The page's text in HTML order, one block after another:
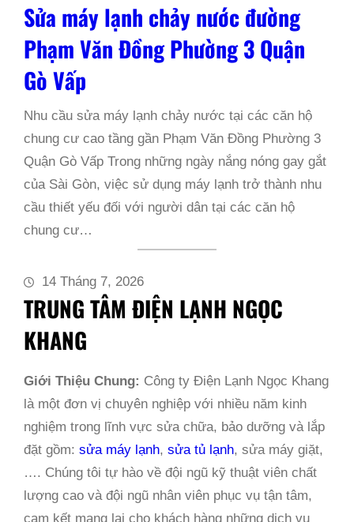
Sửa máy lạnh chảy nước đường
Phạm Văn Đồng Phường 3 Quận
Gò Vấp
Nhu cầu sửa máy lạnh chảy nước tại các căn hộ
chung cư cao tầng gần Phạm Văn Đồng Phường 3
Quận Gò Vấp Trong những ngày nắng nóng gay gắt
của Sài Gòn, việc sử dụng máy lạnh trở thành nhu
cầu thiết yếu đối với người dân tại các căn hộ
chung cư…
14 Tháng 7, 2026
TRUNG TÂM ĐIỆN LẠNH NGỌC
KHANG
Giới Thiệu Chung: Công ty Điện Lạnh Ngọc Khang
là một đơn vị chuyên nghiệp với nhiều năm kinh
nghiệm trong lĩnh vực sửa chữa, bảo dưỡng và lắp
đặt gồm: sửa máy lạnh, sửa tủ lạnh, sửa máy giặt,
…. Chúng tôi tự hào về đội ngũ kỹ thuật viên chất
lượng cao và đội ngũ nhân viên phục vụ tận tâm,
cam kết mang lại cho khách hàng những dịch vụ